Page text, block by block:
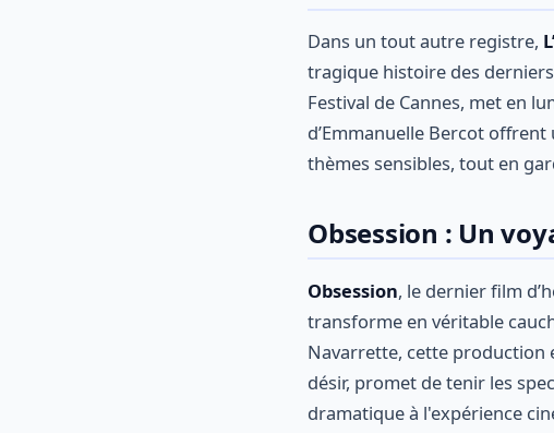
Dans un tout autre registre,
tragique histoire des
Festival de Cannes, met en
d’Emmanuelle Bercot
thèmes sensibles, tout en
Obsession : Un
Obsession, le dernier film
transforme en véritable
Navarrette, cette production
désir, promet de tenir les
dramatique à l'expérience